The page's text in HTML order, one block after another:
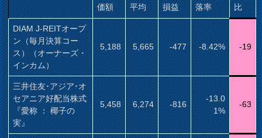
価額
平均
損益
落率
比
DIAM J-REITオープ
ン（毎月決算コー
ス）（オーナーズ・
インカム）
5,188 5,665 -477 -8.42% -19
三井住友･アジア･オ
セアニア好配当株式
『愛称 ： 椰子の
実』
5,458 6,274 -816
-13.0
1%
-63